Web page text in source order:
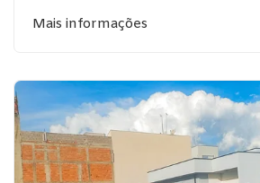
Mais informações